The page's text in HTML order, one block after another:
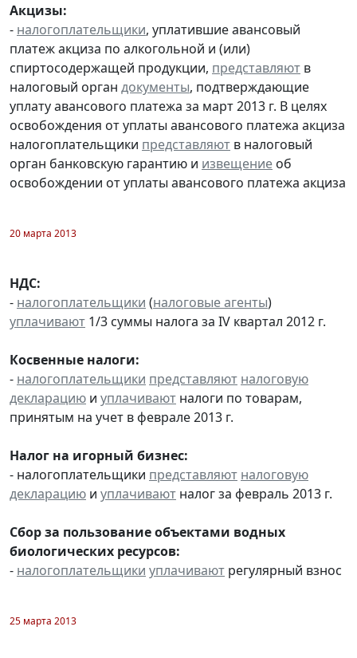
Акцизы:
- налогоплательщики, уплатившие авансовый
платеж акциза по алкогольной и (или)
спиртосодержащей продукции, представляют в
налоговый орган документы, подтверждающие
уплату авансового платежа за март 2013 г. В целях
освобождения от уплаты авансового платежа акциза
налогоплательщики представляют в налоговый
орган банковскую гарантию и извещение об
освобождении от уплаты авансового платежа акциза
20 марта 2013
НДС:
- налогоплательщики (налоговые агенты)
уплачивают 1/3 суммы налога за IV квартал 2012 г.
Косвенные налоги:
- налогоплательщики представляют налоговую
декларацию и уплачивают налоги по товарам,
принятым на учет в феврале 2013 г.
Налог на игорный бизнес:
- налогоплательщики представляют налоговую
декларацию и уплачивают налог за февраль 2013 г.
Сбор за пользование объектами водных
биологических ресурсов:
- налогоплательщики уплачивают регулярный взнос
25 марта 2013